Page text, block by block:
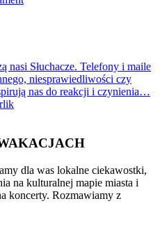
nasi Słuchacze. Telefony i maile
niesprawiedliwości czy
nas do reakcji i czynienia…
dla was lokalne ciekawostki,
na kulturalnej mapie miasta i
koncerty. Rozmawiamy z